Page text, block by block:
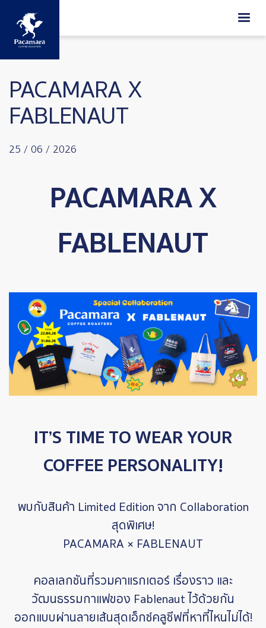
ข้ามไปยังเนื้อหาหลัก
PACAMARA X
FABLENAUT
25 / 06 / 2026
PACAMARA X
FABLENAUT
IT’S TIME TO WEAR YOUR
COFFEE PERSONALITY!
พบกับสินค้า Limited Edition จาก Collaboration
สุดพิเศษ!
PACAMARA × FABLENAUT
คอลเลกชันที่รวมคาแรกเตอร์ เรื่องราว และ
วัฒนธรรมกาแฟของ Fablenaut ไว้ด้วยกัน
ออกแบบผ่านลายเส้นสุดเอ็กซ์คลูซีฟที่หาที่ไหนไม่ได้!